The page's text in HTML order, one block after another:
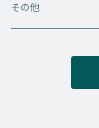
M5サイズ
その他